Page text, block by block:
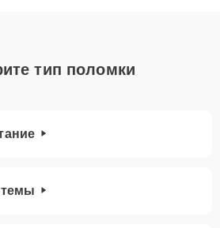
тип поломки